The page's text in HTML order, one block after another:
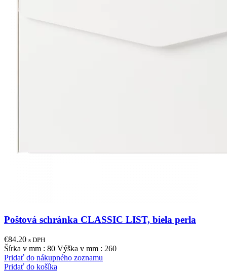
Poštová schránka CLASSIC LIST, biela perla
€84.20 s DPH
Šírka v mm : 80 Výška v mm : 260
Pridať do nákupného zoznamu
Pridať do košíka